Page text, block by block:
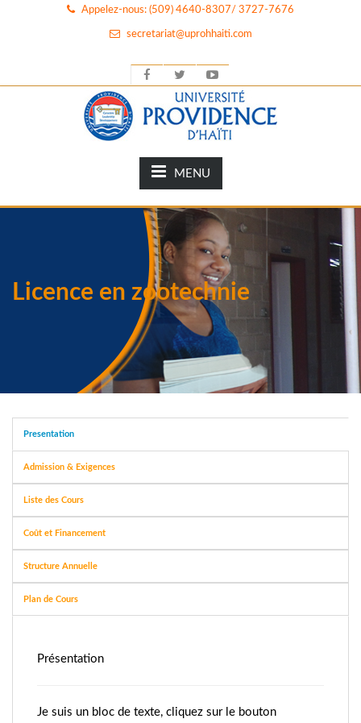
Appelez-nous: (509) 4640-8307/ 3727-7676
secretariat@uprohhaiti.com
MENU
Licence en zootechnie
Presentation
Admission & Exigences
Liste des Cours
Coût et Financement
Structure Annuelle
Plan de Cours
Présentation
Je suis un bloc de texte, cliquez sur le bouton